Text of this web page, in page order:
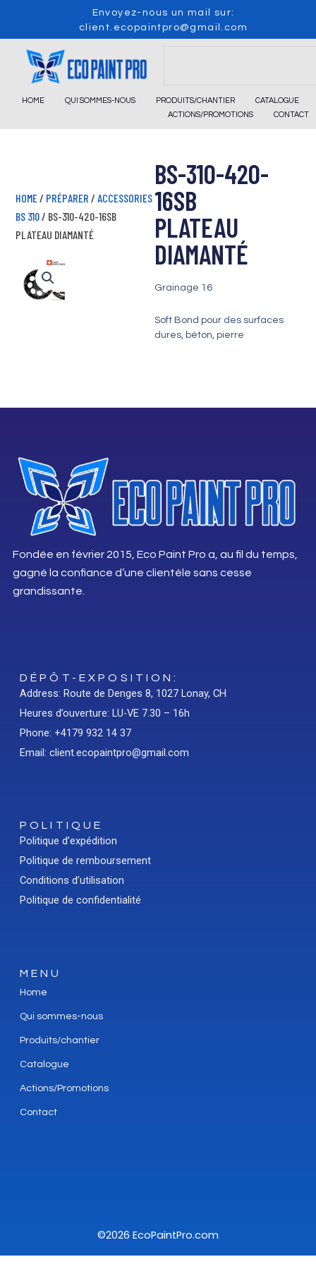
content
Envoyez-nous un mail sur:
client.ecopaintpro@gmail.com
HOME QUI SOMMES-NOUS PRODUITS/CHANTIER
CATALOGUE
ACTIONS/PROMOTIONS
CONTACT
BS-310-420-
16SB
PLATEAU
DIAMANTÉ
Grainage 16
Soft Bond pour des surfaces
dures, béton, pierre
HOME / PRÉPARER / ACCESSORIES
BS 310 / BS-310-420-16SB
PLATEAU DIAMANTÉ
Fondée en février 2015, Eco Paint Pro a, au fil du temps,
gagné la confiance d’une clientèle sans cesse
grandissante.
DÉPÔT-EXPOSITION:
Address: Route de Denges 8, 1027 Lonay, CH
Heures d’ouverture: LU-VE 7.30 – 16h
Phone: +4179 932 14 37
Email: client.ecopaintpro@gmail.com
POLITIQUE
Politique d’expédition
Politique de remboursement
Conditions d’utilisation
Politique de confidentialité
MENU
Home
Qui sommes-nous
Produits/chantier
Catalogue
Actions/Promotions
Contact
©2026 EcoPaintPro.com